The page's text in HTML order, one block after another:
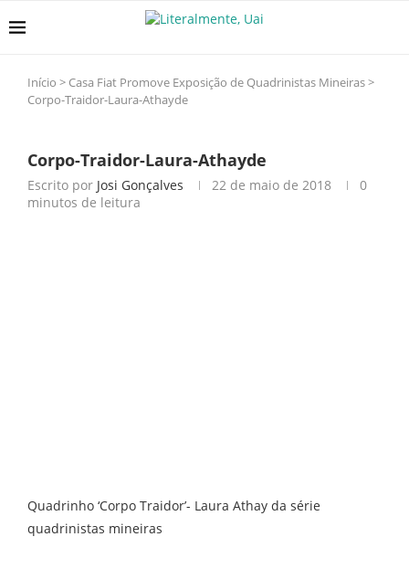
Início > Casa Fiat Promove Exposição de Quadrinistas Mineiras>
Corpo-Traidor-Laura-Athayde
Corpo-Traidor-Laura-Athayde
Escrito por Josi Gonçalves 22 de maio de 2018
0
minutos de leitura
Quadrinho ‘Corpo Traidor’- Laura Athay da série
quadrinistas mineiras